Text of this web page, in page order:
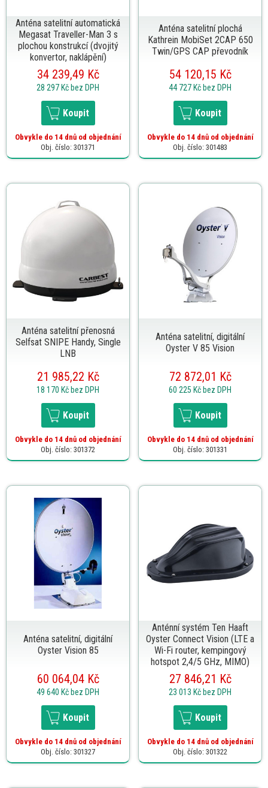
Anténa satelitní automatická
Megasat Traveller-Man 3 s
plochou konstrukcí (dvojitý
konvertor, naklápění)
34 239,49 Kč
28 297 Kč bez DPH
Koupit
Obvykle do 14 dnů od objednání
Obj. číslo: 301371
Anténa satelitní plochá
Kathrein MobiSet 2CAP 650
Twin/GPS CAP převodník
54 120,15 Kč
44 727 Kč bez DPH
Koupit
Obvykle do 14 dnů od objednání
Obj. číslo: 301483
Anténa satelitní přenosná
Selfsat SNIPE Handy, Single
LNB
21 985,22 Kč
18 170 Kč bez DPH
Koupit
Obvykle do 14 dnů od objednání
Obj. číslo: 301372
Anténa satelitní, digitální
Oyster V 85 Vision
72 872,01 Kč
60 225 Kč bez DPH
Koupit
Obvykle do 14 dnů od objednání
Obj. číslo: 301331
Anténa satelitní, digitální
Oyster Vision 85
60 064,04 Kč
49 640 Kč bez DPH
Koupit
Obvykle do 14 dnů od objednání
Obj. číslo: 301327
Anténní systém Ten Haaft
Oyster Connect Vision (LTE a
Wi-Fi router, kempingový
hotspot 2,4/5 GHz, MIMO)
27 846,21 Kč
23 013 Kč bez DPH
Koupit
Obvykle do 14 dnů od objednání
Obj. číslo: 301322